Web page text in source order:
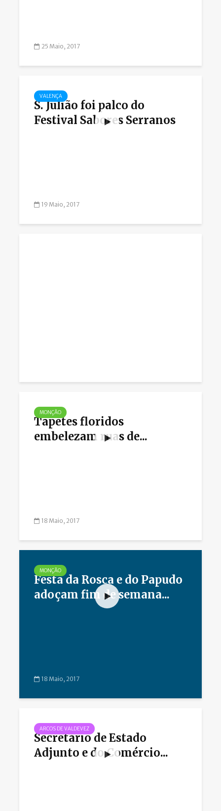
25 Maio, 2017
VALENÇA
S. Julião foi palco do
Festival Sabores Serranos
19 Maio, 2017
MONÇÃO
Tapetes floridos
embelezam ruas de...
18 Maio, 2017
MONÇÃO
Festa da Rosca e do Papudo
adoçam fim de semana...
18 Maio, 2017
ARCOS DE VALDEVEZ
Secretário de Estado
Adjunto e do Comércio...